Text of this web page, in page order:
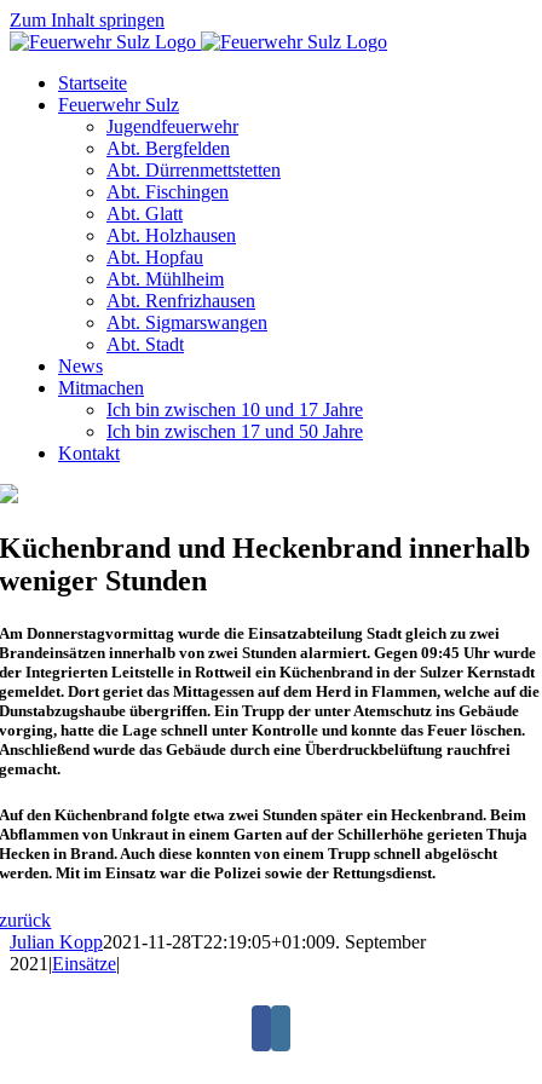
Zum Inhalt springen
Startseite
Feuerwehr Sulz
Jugendfeuerwehr
Abt. Bergfelden
Abt. Dürrenmettstetten
Abt. Fischingen
Abt. Glatt
Abt. Holzhausen
Abt. Hopfau
Abt. Mühlheim
Abt. Renfrizhausen
Abt. Sigmarswangen
Abt. Stadt
News
Mitmachen
Ich bin zwischen 10 und 17 Jahre
Ich bin zwischen 17 und 50 Jahre
Kontakt
Küchenbrand und Heckenbrand innerhalb
weniger Stunden
Am Donnerstagvormittag wurde die Einsatzabteilung Stadt gleich zu zwei
Brandeinsätzen innerhalb von zwei Stunden alarmiert. Gegen 09:45 Uhr wurde
der Integrierten Leitstelle in Rottweil ein Küchenbrand in der Sulzer Kernstadt
gemeldet. Dort geriet das Mittagessen auf dem Herd in Flammen, welche auf die
Dunstabzugshaube übergriffen. Ein Trupp der unter Atemschutz ins Gebäude
vorging, hatte die Lage schnell unter Kontrolle und konnte das Feuer löschen.
Anschließend wurde das Gebäude durch eine Überdruckbelüftung rauchfrei
gemacht.
Auf den Küchenbrand folgte etwa zwei Stunden später ein Heckenbrand. Beim
Abflammen von Unkraut in einem Garten auf der Schillerhöhe gerieten Thuja
Hecken in Brand. Auch diese konnten von einem Trupp schnell abgelöscht
werden. Mit im Einsatz war die Polizei sowie der Rettungsdienst.
zurück
Julian Kopp2021-11-28T22:19:05+01:009. September
2021|Einsätze|